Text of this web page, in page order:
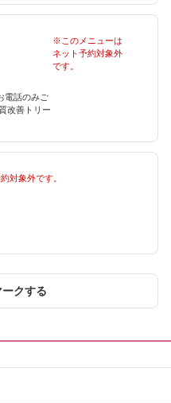
電話のみご
改善トリー
※このメニューは
ネット予約対象外
です。
対象外です。
クする